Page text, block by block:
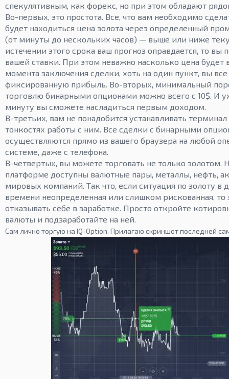
спекулятивным, как форекс, но при этом обладают
Во-первых, это простота. Все, что вам необходимо
будет находиться цена золота через определенный
(от минуты до нескольких часов) — выше или ниже
истечении этого срока ваш прогноз оправдается, то вы
вашей ставки. При этом неважно насколько цена
момента заключения сделки, хоть на один пункт, вы
фиксированную прибыль. Во-вторых, минимальный
торговлю бинарными опционами можно всего с 10$. И
минуту вы сможете насладиться первым доходом.
В-третьих, вам не понадобится устанавливать
тонкостях работы с ним. Все сделки с бинарными
осуществляются прямо из вашего браузера на любой
системе, даже с телефона.
В-четвертых, вы можете торговать не только золотом.
платформе доступны валютные пары, металлы, нефть,
мировых компаний. Так что, если ситуация по золоту в
времени неопределенная или слишком рискованная, то
отказывать себе в заработке. Просто откройте
валюты и подзаработайте на ней.
Сам лично торгую на IQ-Option. Прилагаю скриншот последней